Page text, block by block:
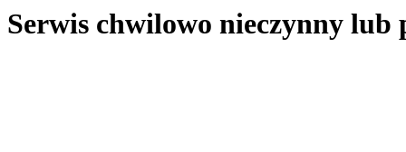
Serwis chwilowo nieczynny